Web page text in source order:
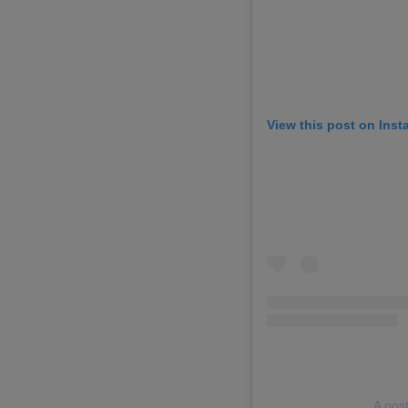
View this post on
A